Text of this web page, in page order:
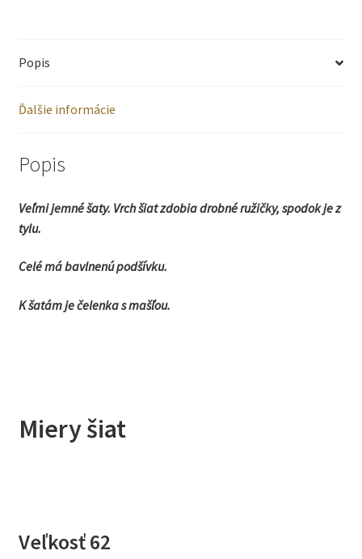
Popis
Ďalšie informácie
Popis
Veľmi jemné šaty. Vrch šiat zdobia drobné ružičky, spodok je z
tylu.
Celé má bavlnenú podšívku.
K šatám je čelenka s mašľou.
Miery šiat
Veľkosť 62